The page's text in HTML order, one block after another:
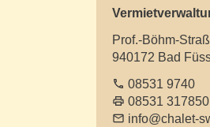
Prof.-Böhm-
940172 Bad
phone 08531 9740
print 08531 317850
email info@chalet-